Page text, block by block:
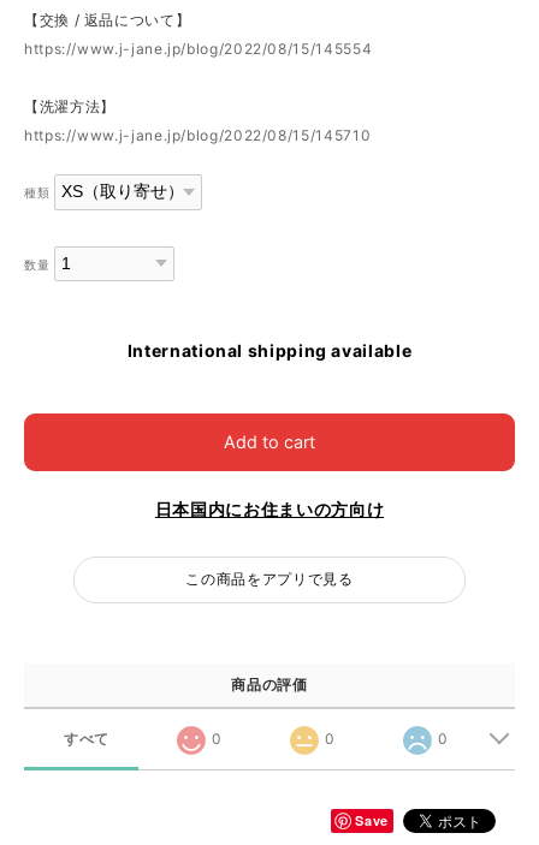
【交換 / 返品について】
https://www.j-jane.jp/blog/2022/08/15/145554
【洗濯方法】
https://www.j-jane.jp/blog/2022/08/15/145710
種類
数量
International shipping available
Add to cart
日本国内にお住まいの方向け
この商品をアプリで見る
商品の評価
すべて 0 0 0
Save